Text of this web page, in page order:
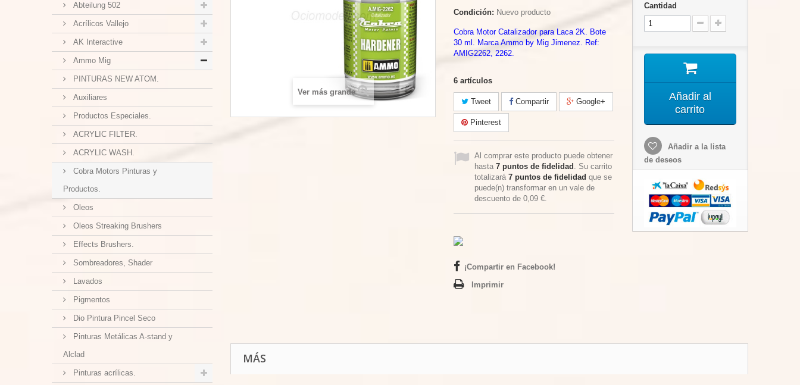
Abteilung 502
Acrílicos Vallejo
AK Interactive
Ammo Mig
PINTURAS NEW ATOM.
Auxiliares
Productos Especiales.
ACRYLIC FILTER.
ACRYLIC WASH.
Cobra Motors Pinturas y
Productos.
Oleos
Oleos Streaking Brushers
Effects Brushers.
Sombreadores, Shader
Lavados
Pigmentos
Dio Pintura Pincel Seco
Pinturas Metálicas A-stand y
Alclad
Pinturas acrílicas.
Ver más grande
Condición: Nuevo producto
Cobra Motor Catalizador para Laca 2K. Bote
30 ml. Marca Ammo by Mig Jimenez. Ref:
AMIG2262, 2262.
6 artículos
Tweet Compartir Google+
Pinterest
Al comprar este producto puede obtener
hasta 7 puntos de fidelidad . Su carrito
totalizará 7 puntos de fidelidad que se
puede(n) transformar en un vale de
descuento de 0,09 €.
¡Compartir en Facebook!
Imprimir
Cantidad
Añadir al
carrito
Añadir a la lista
de deseos
MÁS